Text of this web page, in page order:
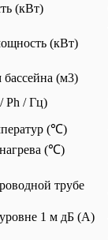
(кВт)
(кВт)
(м3)
Ph / Гц)
(℃)
(℃)
трубе
1 м дБ (А)